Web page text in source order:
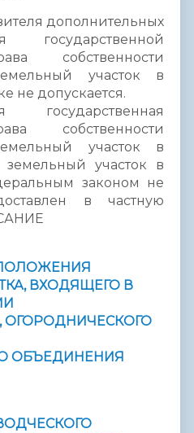
дополнительных
государственной
собственности
участок в
не допускается.
государственная
собственности
участок в
земельный участок в
законом не
в частную
ВХОДЯЩЕГО В
ОГОРОДНИЧЕСКОГО
ОБЪЕДИНЕНИЯ